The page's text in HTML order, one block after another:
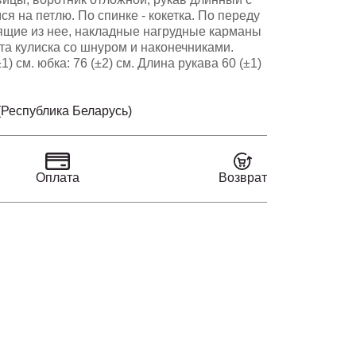
на петлю. По спинке - кокетка. По переду
из нее, накладные нагрудные карманы
кулиска со шнуром и наконечниками.
см. юбка: 76 (±2) см. Длина рукава 60 (±1)
Беларусь)
Оплата Возврат